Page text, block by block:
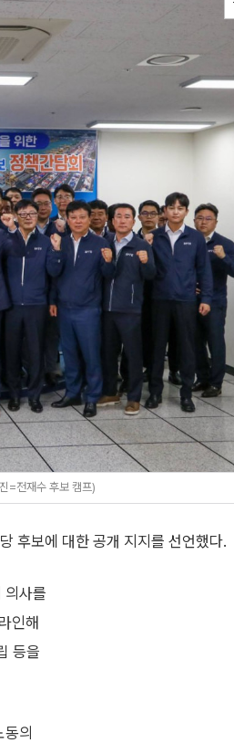
=전재수 후보 캠프)
후보에 대한 공개 지지를 선언했다.
의사를
인해
등을
의